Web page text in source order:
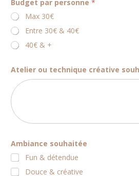
Budget par personne *
Max 30€
Entre 30€ & 40€
40€ & +
Atelier ou technique créative
u
d
g
e
Ambiance souhaitée
Fun & détendue
Douce & créative